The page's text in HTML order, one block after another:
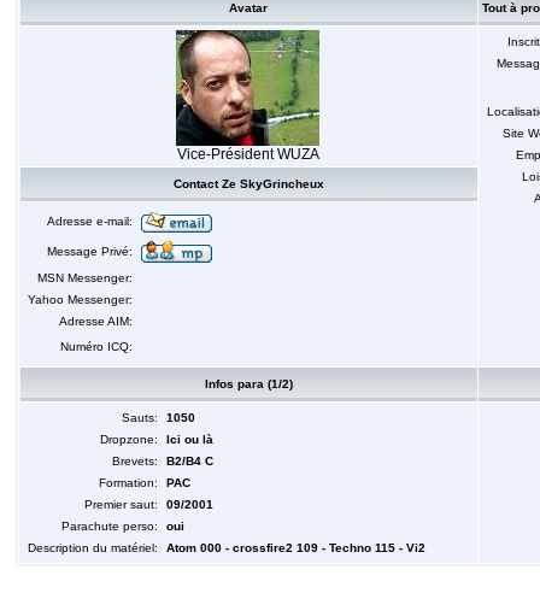
Avatar Tout à
Vice-Président WUZA
Site
Contact Ze SkyGrincheux
Adresse e-mail:
Message Privé:
MSN Messenger:
Yahoo Messenger:
Adresse AIM:
Numéro ICQ:
Infos para (1/2)
Sauts:
1050
Dropzone:
Ici ou là
Brevets:
B2/B4 C
Formation:
PAC
Premier saut:
09/2001
Parachute perso:
oui
Description du matériel:
Atom 000 - crossfire2 109 - Techno 115 - Vi2